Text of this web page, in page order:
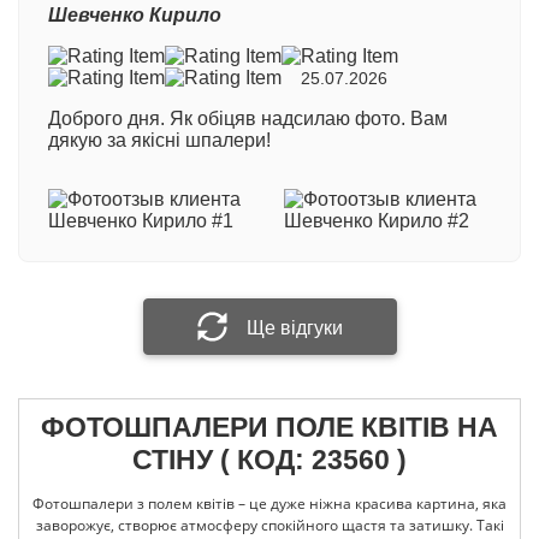
Візуалізація
з вініловим покриттям на флізеліновій основі.
Виробництво Польща
600 грн/кв.м- професійний двошаровий матеріал
з вініловим покриттям на флізеліновій основі.
При виготовленні фотошпалер методом
екологічної технології друку HP Latex: +100 грн/
Номер замовлення
Прикріпити фотографію
Надіслати відгук
Шевченко Кирило
25.07.2026
Доброго дня. Як обіцяв надсилаю фото. Вам
дякую за якісні шпалери!
Ще відгуки
ФОТОШПАЛЕРИ ПОЛЕ КВІТІВ НА
СТІНУ ( КОД: 23560 )
Фотошпалери з полем квітів – це дуже ніжна красива картина, яка
заворожує, створює атмосферу спокійного щастя та затишку. Такі